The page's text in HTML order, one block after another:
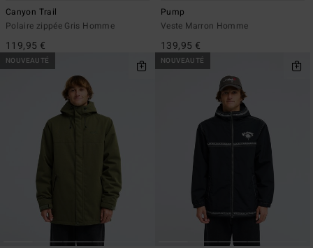
Canyon Trail
Polaire zippée Gris Homme
119,95 €
Pump
Veste Marron Homme
139,95 €
NOUVEAUTÉ NOUVEAUTÉ